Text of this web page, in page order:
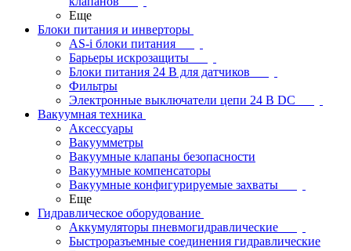
Еще
Блоки питания и инверторы
AS-i блоки питания
Барьеры искрозащиты
Блоки питания 24 В для датчиков
Фильтры
Электронные выключатели цепи 24 В DC
Вакуумная техника
Аксессуары
Вакуумметры
Вакуумные клапаны безопасности
Вакуумные компенсаторы
Вакуумные конфигурируемые захваты
Еще
Гидравлическое оборудование
Аккумуляторы пневмогидравлические
Быстроразъемные соединения гидравлические